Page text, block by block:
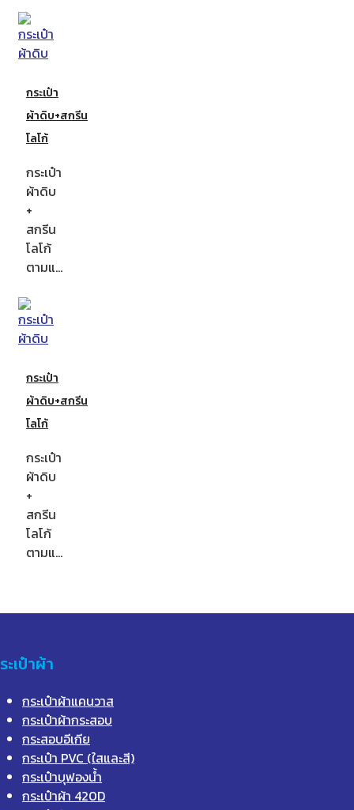
กระเป๋า
ผ้าดิบ+สกรีน
โลโก้
กระเป๋า
ผ้าดิบ
+
สกรีน
โลโก้
ตามแ…
กระเป๋า
ผ้าดิบ+สกรีน
โลโก้
กระเป๋า
ผ้าดิบ
+
สกรีน
โลโก้
ตามแ…
ะเป๋าผ้า
กระเป๋าผ้าแคนวาส
กระเป๋าผ้ากระสอบ
กระสอบอีเกีย
กระเป๋า PVC (ใสและสี)
กระเป๋าบุฟองน้ำ
กระเป๋าผ้า 420D